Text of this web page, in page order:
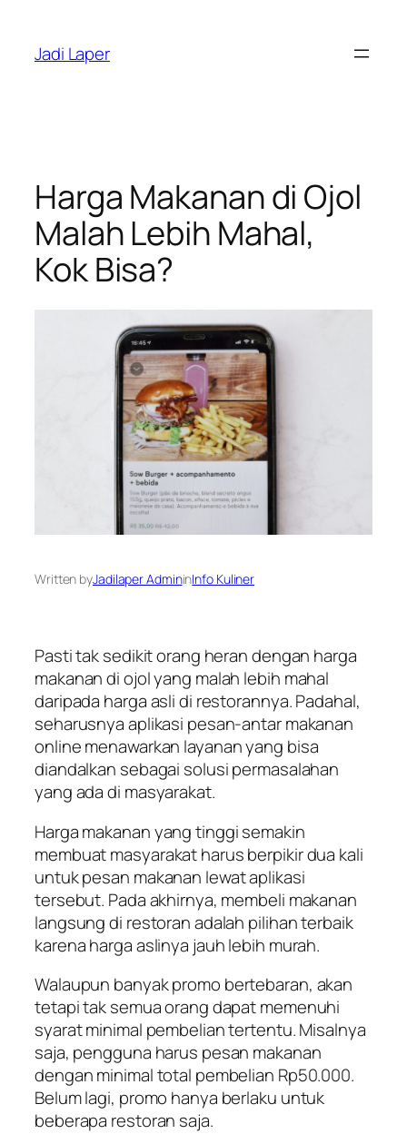
content
Jadi Laper
Harga Makanan di Ojol
Malah Lebih Mahal,
Kok Bisa?
Written byJadilaper AdmininInfo Kuliner
Pasti tak sedikit orang heran dengan harga
makanan di ojol yang malah lebih mahal
daripada harga asli di restorannya. Padahal,
seharusnya aplikasi pesan-antar makanan
online menawarkan layanan yang bisa
diandalkan sebagai solusi permasalahan
yang ada di masyarakat.
Harga makanan yang tinggi semakin
membuat masyarakat harus berpikir dua kali
untuk pesan makanan lewat aplikasi
tersebut. Pada akhirnya, membeli makanan
langsung di restoran adalah pilihan terbaik
karena harga aslinya jauh lebih murah.
Walaupun banyak promo bertebaran, akan
tetapi tak semua orang dapat memenuhi
syarat minimal pembelian tertentu. Misalnya
saja, pengguna harus pesan makanan
dengan minimal total pembelian Rp50.000.
Belum lagi, promo hanya berlaku untuk
beberapa restoran saja.